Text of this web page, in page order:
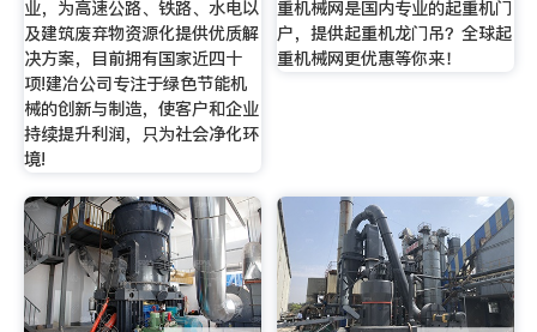
业，为高速公路、铁路、水电以
及建筑废弃物资源化提供优质解
决方案，目前拥有国家近四十
项!建冶公司专注于绿色节能机
械的创新与制造，使客户和企业
持续提升利润，只为社会净化环
境!
重机械网是国内专业的起重机门
户，提供起重机龙门吊？全球起
重机械网更优惠等你来！